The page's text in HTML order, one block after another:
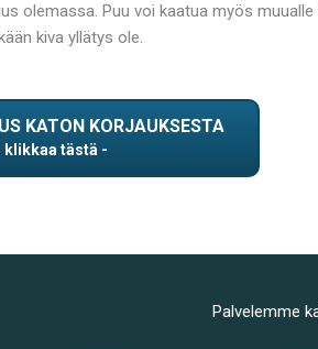
olemassa. Puu voi kaatua myös
kiva yllätys ole.
KATON KORJAUKSESTA
Palvelemme